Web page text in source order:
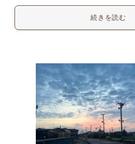
続きを読む